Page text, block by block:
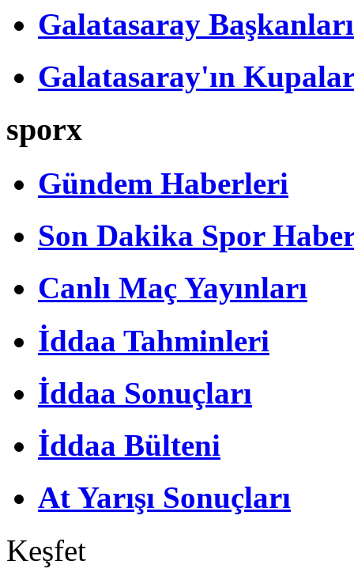
Galatasaray Başkanları
Galatasaray'ın
sporx
Gündem Haberleri
Son Dakika Spor
Canlı Maç Yayınları
İddaa Tahminleri
İddaa Sonuçları
İddaa Bülteni
At Yarışı Sonuçları
Keşfet